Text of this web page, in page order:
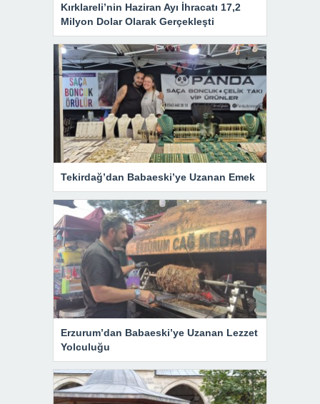
Kırklareli’nin Haziran Ayı İhracatı 17,2
Milyon Dolar Olarak Gerçekleşti
Tekirdağ’dan Babaeski’ye Uzanan Emek
Erzurum’dan Babaeski’ye Uzanan Lezzet
Yolculuğu